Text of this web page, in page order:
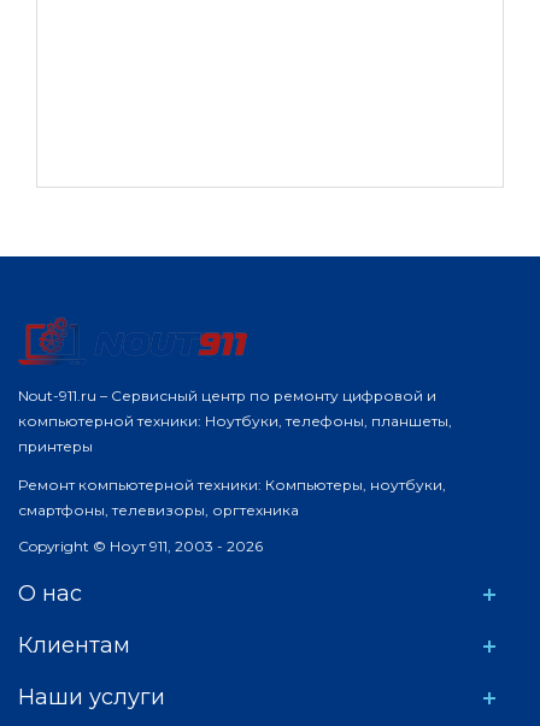
Nout-911.ru – Сервисный центр по ремонту цифровой и
компьютерной техники: Ноутбуки, телефоны, планшеты,
принтеры
Ремонт компьютерной техники: Компьютеры, ноутбуки,
смартфоны, телевизоры, оргтехника
Copyright © Ноут 911, 2003 - 2026
О нас
Клиентам
Наши услуги